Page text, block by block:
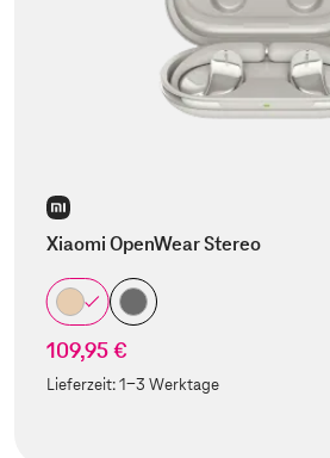
Xiaomi OpenWear Stereo
109,95 €
Lieferzeit:1-3 Werktage